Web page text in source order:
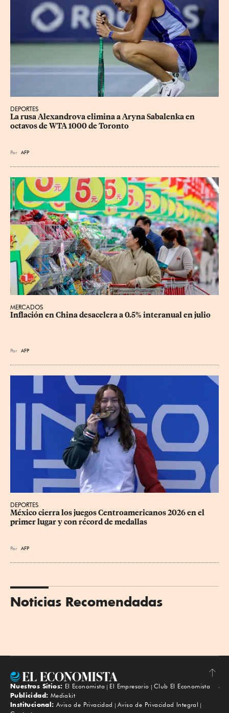
DEPORTES
La rusa Alexandrova elimina a Aryna Sabalenka en
octavos de WTA 1000 de Toronto
Por AFP
MERCADOS
Inflación en China desacelera a 0.5% interanual en julio
Por AFP
DEPORTES
México cierra los juegos Centroamericanos 2026 en el
primer lugar y con récord de medallas
Por AFP
Noticias Recomendadas
Subir
Nuestros Sitios: El Economista El Empresario
Club El Economista
Publicidad: Mediakit
Institucional: Aviso de Privacidad
Aviso de Privacidad Integral